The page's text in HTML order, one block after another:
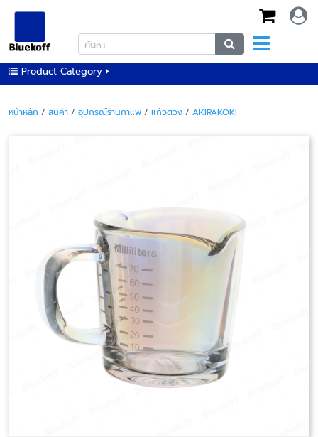
Product Category
หน้าหลัก / สินค้า / อุปกรณ์ร้านกาแฟ/ แก้วตวง / AKIRAKOKI